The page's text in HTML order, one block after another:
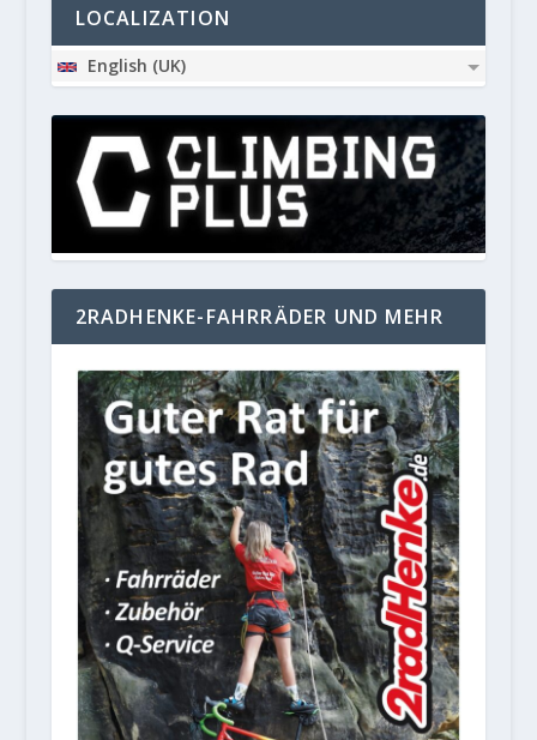
LOCALIZATION
English (UK)
2RADHENKE-FAHRRÄDER UND MEHR